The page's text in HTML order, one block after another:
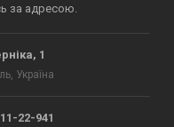
за адресою.
1
Україна
22-941